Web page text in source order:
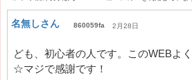
名無しさん 860059fa 2月28日
ども、初心者の人です。このWEBよ
☆マジで感謝です！